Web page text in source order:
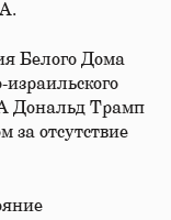
Белого Дома
Дональд Трамп
за отсутствие